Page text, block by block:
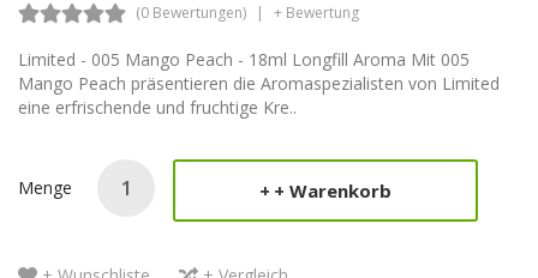
(0 Bewertungen) + Bewertung
Limited - 005 Mango Peach - 18ml Longfill Aroma Mit 005
Mango Peach präsentieren die Aromaspezialisten von Limited
eine erfrischende und fruchtige Kre..
Menge + Warenkorb